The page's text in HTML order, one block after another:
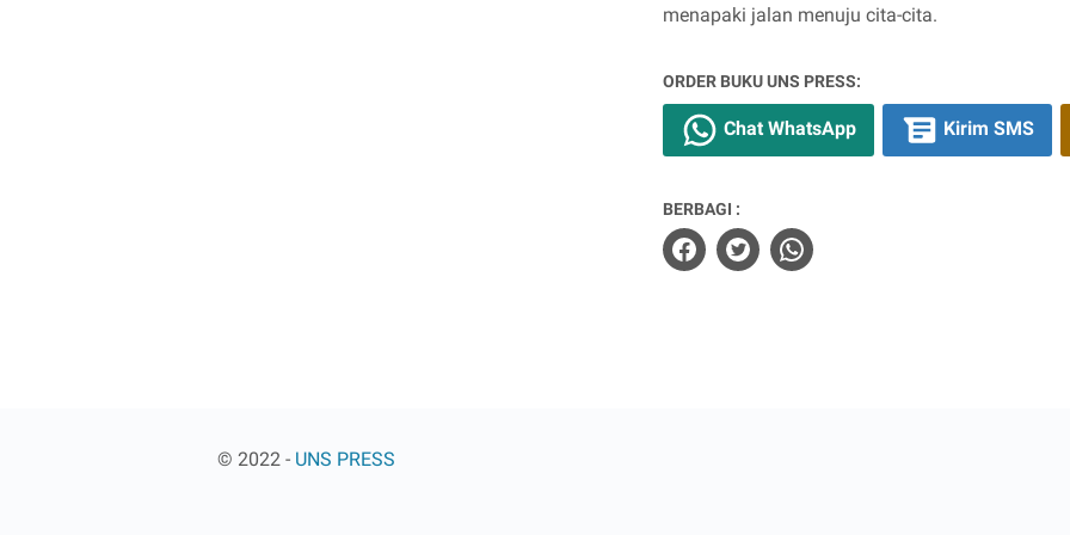
menapaki jalan menuju cita-cita.
ORDER BUKU UNS PRESS:
Chat WhatsApp Kirim SMS
BERBAGI :
© 2022 - UNS PRESS